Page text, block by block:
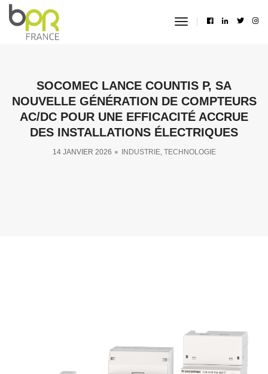
toggle
SOCOMEC LANCE COUNTIS P, SA
NOUVELLE GÉNÉRATION DE COMPTEURS
AC/DC POUR UNE EFFICACITÉ ACCRUE
DES INSTALLATIONS ÉLECTRIQUES
14 JANVIER 2026 INDUSTRIE, TECHNOLOGIE